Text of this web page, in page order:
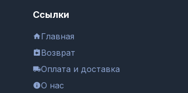
Ссылки
Главная
Возврат
Оплата и доставка
О нас